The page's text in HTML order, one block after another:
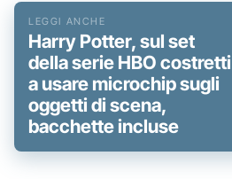
Harry Potter, sul set
della serie HBO costretti
a usare microchip sugli
oggetti di scena,
bacchette incluse